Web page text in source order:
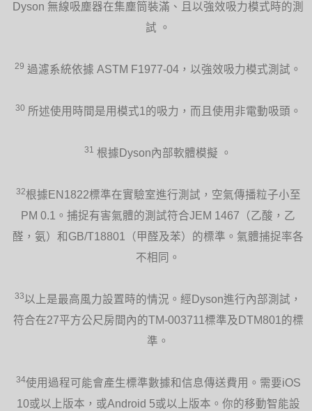
Dyson 無線吸塵器在集塵筒裝滿、且以強效吸力模式時的測
試 。
29 過濾系統依據 ASTM F1977-04，以強效吸力模式測試。
30 所述使用時間是用模式1的吸力，而且使用非電動吸頭。
31 根據Dyson內部軟體模擬 。
32根據EN1822標準在實驗室進行測試，空氣傳播粒子小至
PM 0.1。捕捉有害氣體的測試符合JEM 1467（乙酸，乙
醛，氨）和GB/T18801（甲醛及苯）的標準。氣體捕捉率各
不相同。
33以上是最高風力設置時的情況。經Dyson進行內部測試，
符合在27平方公尺房間內的TM-003711標準及DTM801的標
準。
34使用過程可能會產生標準數據和信息傳送費用。需要iOS
10或以上版本，或Android 5或以上版本。你的移動智能設